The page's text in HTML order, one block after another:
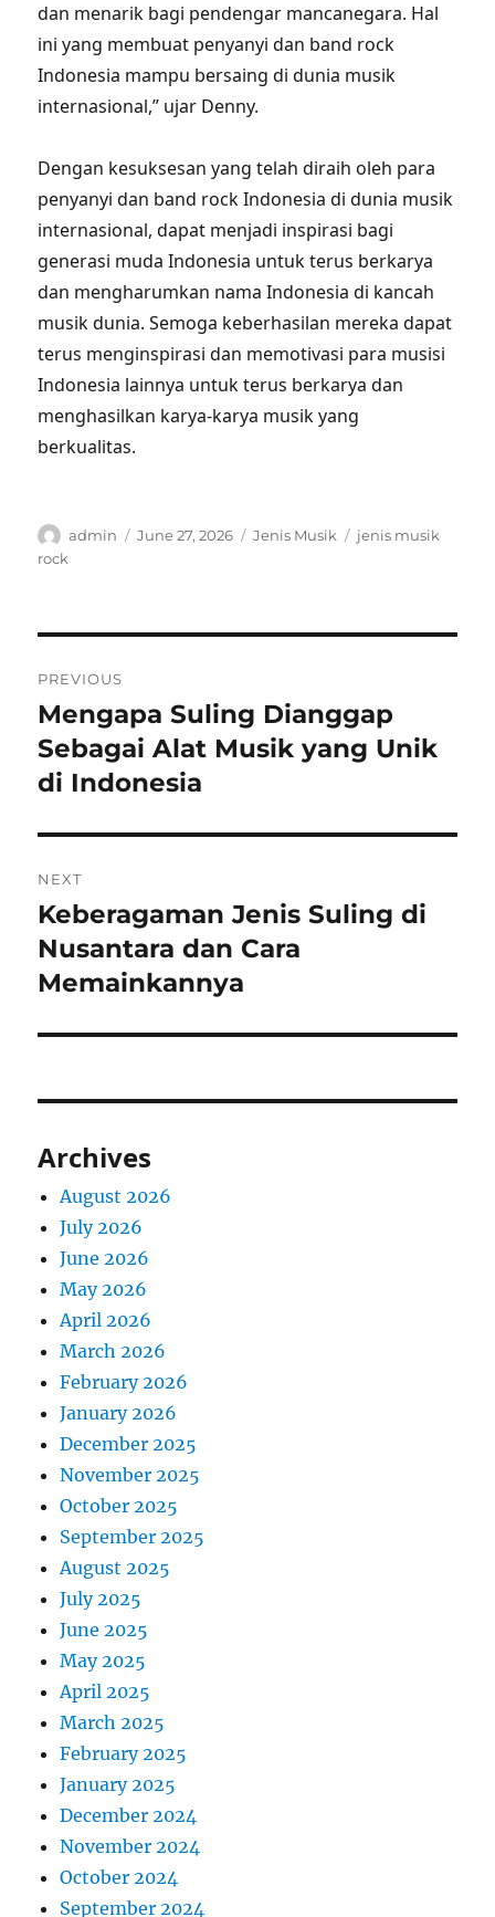
dan menarik bagi pendengar mancanegara. Hal
ini yang membuat penyanyi dan band rock
Indonesia mampu bersaing di dunia musik
internasional,” ujar Denny.
Dengan kesuksesan yang telah diraih oleh para
penyanyi dan band rock Indonesia di dunia musik
internasional, dapat menjadi inspirasi bagi
generasi muda Indonesia untuk terus berkarya
dan mengharumkan nama Indonesia di kancah
musik dunia. Semoga keberhasilan mereka dapat
terus menginspirasi dan memotivasi para musisi
Indonesia lainnya untuk terus berkarya dan
menghasilkan karya-karya musik yang
berkualitas.
Author
admin
Posted
June 27, 2026 Categories
Jenis Musik Tags
jenis musik
rock
navigation
PREVIOUS
Previous
post:
Mengapa Suling Dianggap
Sebagai Alat Musik yang Unik
di Indonesia
NEXT
Next
post:
Keberagaman Jenis Suling di
Nusantara dan Cara
Memainkannya
Archives
August 2026
July 2026
June 2026
May 2026
April 2026
March 2026
February 2026
January 2026
December 2025
November 2025
October 2025
September 2025
August 2025
July 2025
June 2025
May 2025
April 2025
March 2025
February 2025
January 2025
December 2024
November 2024
October 2024
September 2024